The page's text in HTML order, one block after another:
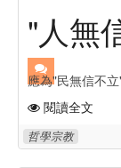
"人無
應為"民無信不立
閱讀全文
哲學宗教